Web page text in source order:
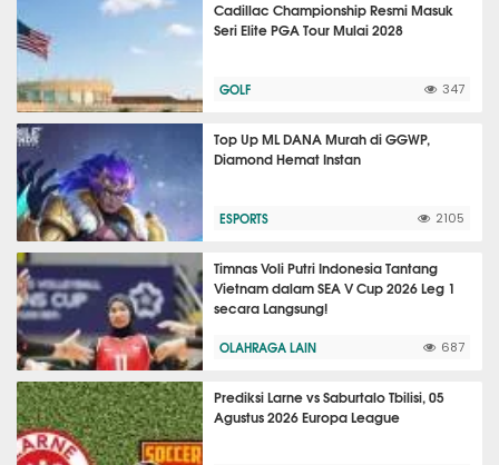
Cadillac Championship Resmi Masuk
Seri Elite PGA Tour Mulai 2028
GOLF 347
Top Up ML DANA Murah di GGWP,
Diamond Hemat Instan
ESPORTS 2105
Timnas Voli Putri Indonesia Tantang
Vietnam dalam SEA V Cup 2026 Leg 1
secara Langsung!
OLAHRAGA LAIN 687
Prediksi Larne vs Saburtalo Tbilisi, 05
Agustus 2026 Europa League